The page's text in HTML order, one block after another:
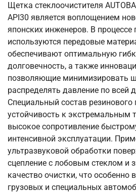
Щетка стеклоочистителя
API30 является воплощением
японских инженеров. В процессе
используются передовые
обеспечивают оптимальную
долговечность, а также
позволяющие минимизировать
распределять давление по всей
Специальный состав
устойчивость к экстремальным
высокое сопротивление
интенсивной эксплуатации.
ультразвуковой обработки
сцепление с лобовым стеклом и
качество очистки, что особенно
грузовых и специальных